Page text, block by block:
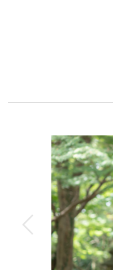
⚫︎衣装：国内外から
このプランで撮
相談予約
来店・オ
撮影料
着付け
アルバム
衣装追加
家族と撮影